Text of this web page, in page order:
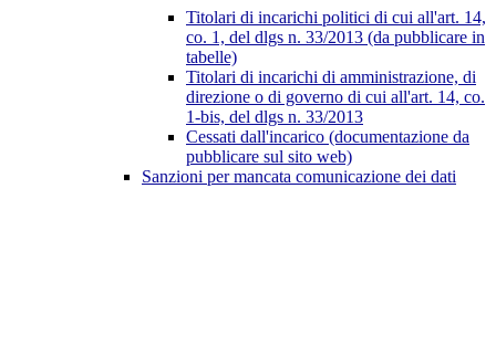
Titolari di incarichi politici di cui all'art. 14,
co. 1, del dlgs n. 33/2013 (da pubblicare in
tabelle)
Titolari di incarichi di amministrazione, di
direzione o di governo di cui all'art. 14, co.
1-bis, del dlgs n. 33/2013
Cessati dall'incarico (documentazione da
pubblicare sul sito web)
Sanzioni per mancata comunicazione dei dati